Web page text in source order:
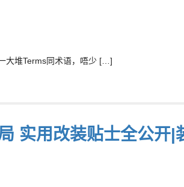
大堆Terms同术语，唔少 […]
实用改装贴士全公开|